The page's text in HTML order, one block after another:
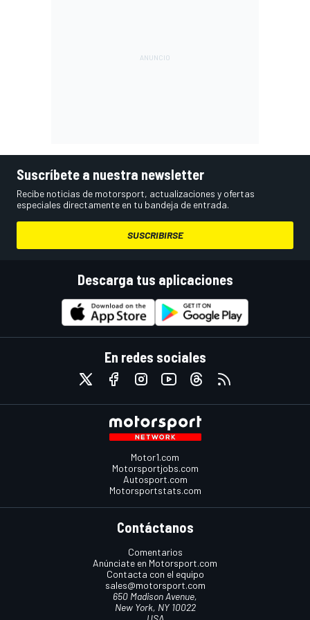
Suscríbete a nuestra newsletter
Recibe noticias de motorsport, actualizaciones y ofertas
especiales directamente en tu bandeja de entrada.
SUSCRIBIRSE
Descarga tus aplicaciones
En redes sociales
Motor1.com
Motorsportjobs.com
Autosport.com
Motorsportstats.com
Contáctanos
Comentarios
Anúnciate en Motorsport.com
Contacta con el equipo
sales@motorsport.com
650 Madison Avenue,
New York, NY 10022